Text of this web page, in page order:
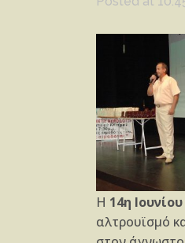
Η 14η Ιουνίου
αλτρουϊσμό